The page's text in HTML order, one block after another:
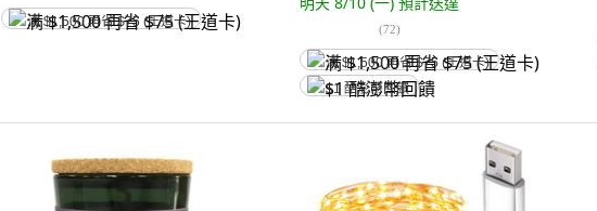
满 $1,500 再省 $75 (王道卡) (72)
满 $1,500 再省 $75 (王道卡)
$1 酷澎幣回饋